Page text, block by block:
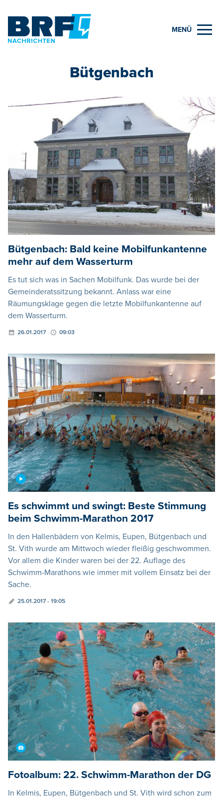
MENÜ
Bütgenbach
Bütgenbach: Bald keine Mobilfunkantenne
mehr auf dem Wasserturm
Es tut sich was in Sachen Mobilfunk. Das wurde bei der
Gemeinderatssitzung bekannt. Anlass war eine
Räumungsklage gegen die letzte Mobilfunkantenne auf
dem Wasserturm.
26.01.2017 09:03
Es schwimmt und swingt: Beste Stimmung
beim Schwimm-Marathon 2017
In den Hallenbädern von Kelmis, Eupen, Bütgenbach und
St. Vith wurde am Mittwoch wieder fleißig geschwommen.
Vor allem die Kinder waren bei der 22. Auflage des
Schwimm-Marathons wie immer mit vollem Einsatz bei der
Sache.
25.01.2017 - 19:05
Fotoalbum: 22. Schwimm-Marathon der DG
In Kelmis, Eupen, Bütgenbach und St. Vith wird schon zum